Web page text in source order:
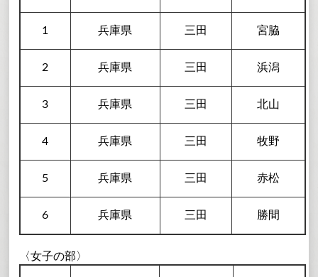
1 兵庫県 三田 宮脇
2 兵庫県 三田 浜潟
3 兵庫県 三田 北山
4 兵庫県 三田 牧野
5 兵庫県 三田 赤松
6 兵庫県 三田 勝間
〈女子の部〉